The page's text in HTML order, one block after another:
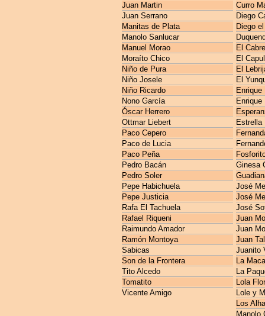
Juan Martin
Juan Serrano
Manitas de Plata
Manolo Sanlucar
Manuel Morao
Moraíto Chico
Niño de Pura
Niño Josele
Niño Ricardo
Nono García
Óscar Herrero
Ottmar Liebert
Paco Cepero
Paco de Lucia
Paco Peña
Pedro Bacán
Pedro Soler
Pepe Habichuela
Pepe Justicia
Rafa El Tachuela
Rafael Riqueni
Raimundo Amador
Ramón Montoya
Sabicas
Son de la Frontera
Tito Alcedo
Tomatito
Vicente Amigo
Curro
Diego
Diego
El
El
El
El
Enrique
Estrella
Ginesa
José
José
José
Juan
Juan
Juan
Juanito
La
La
Lola
Lole y
Los
Manolo